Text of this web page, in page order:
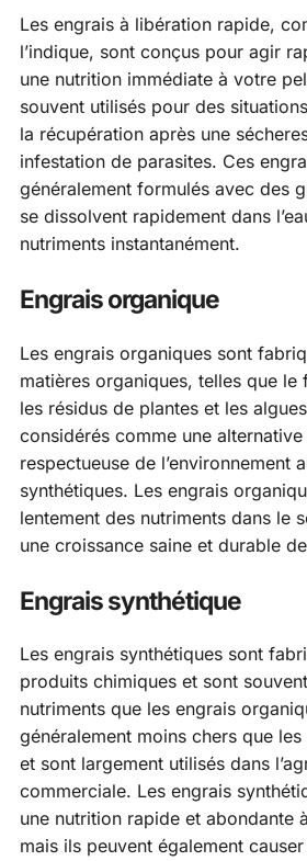
Les engrais à libération rapide,
l’indique, sont conçus pour agir
une nutrition immédiate à votre
souvent utilisés pour des
la récupération après une
infestation de parasites. Ces
généralement formulés avec des
se dissolvent rapidement dans
nutriments instantanément.
Engrais organique
Les engrais organiques sont
matières organiques, telles que le
les résidus de plantes et les
considérés comme une
respectueuse de l’environnement
synthétiques. Les engrais
lentement des nutriments dans le
une croissance saine et durable
Engrais synthétique
Les engrais synthétiques sont
produits chimiques et sont
nutriments que les engrais
généralement moins chers que
et sont largement utilisés dans
commerciale. Les engrais
une nutrition rapide et abondante
mais ils peuvent également